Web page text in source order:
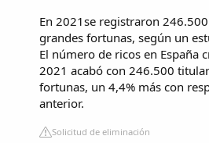
En 2021se registraron
grandes fortunas, según un
El número de ricos en España
2021 acabó con 246.500
fortunas, un 4,4% más con
anterior.
Solicitud de eliminación